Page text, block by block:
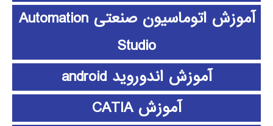
آموزش اتوماسیون صنعتی Automation
Studio
آموزش اندوروید android
آموزش CATIA